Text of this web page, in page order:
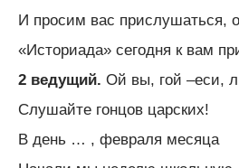
И просим вас прислушаться,
«Историада» сегодня к вам
2 ведущий. Ой вы, гой –еси,
Слушайте гонцов царских!
В день … , февраля месяца